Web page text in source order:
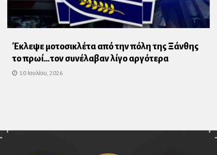
Έκλεψε μοτοσικλέτα από την πόλη της Ξάνθης
το πρωί…τον συνέλαβαν λίγο αργότερα
10 Ιουλίου, 2026